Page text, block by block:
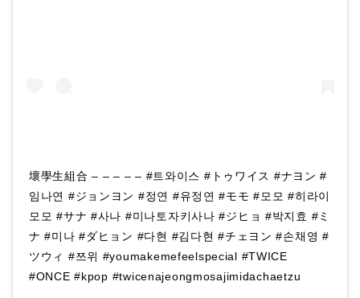
壞學生組合 – – – – – #트와이스 #トゥワイス #ナヨン #
임나연 #ジョンヨン #정연 #유정연 #モモ #모모 #히라이
모모 #サナ #사나 #미나토자키사나 #ジヒョ #박지효 #ミ
ナ #미나 #ダヒョン #다현 #김다현 #チェヨン #손채영 #
ツウィ #쯔위 #youmakemefeelspecial #TWICE
#ONCE #kpop #twicenajeongmosajimidachaetzu